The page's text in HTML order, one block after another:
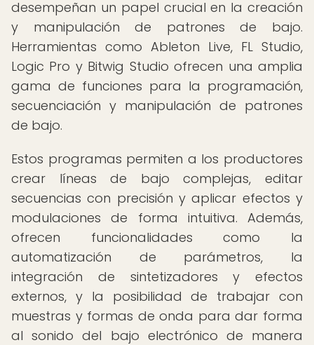
desempeñan un papel crucial en la creación
y manipulación de patrones de bajo.
Herramientas como Ableton Live, FL Studio,
Logic Pro y Bitwig Studio ofrecen una amplia
gama de funciones para la programación,
secuenciación y manipulación de patrones
de bajo.
Estos programas permiten a los productores
crear líneas de bajo complejas, editar
secuencias con precisión y aplicar efectos y
modulaciones de forma intuitiva. Además,
ofrecen funcionalidades como la
automatización de parámetros, la
integración de sintetizadores y efectos
externos, y la posibilidad de trabajar con
muestras y formas de onda para dar forma
al sonido del bajo electrónico de manera